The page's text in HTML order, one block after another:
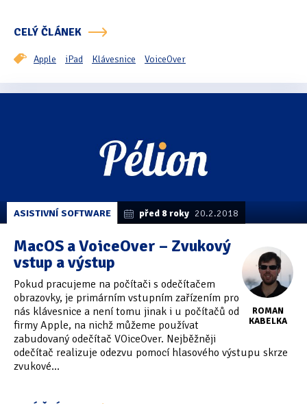
CELÝ ČLÁNEK
Apple iPad Klávesnice VoiceOver
ASISTIVNÍ SOFTWARE před 8 roky 20.2.2018
ROMAN
KABELKA
MacOS a VoiceOver – Zvukový
vstup a výstup
Pokud pracujeme na počítači s odečítačem
obrazovky, je primárním vstupním zařízením pro
nás klávesnice a není tomu jinak i u počítačů od
firmy Apple, na nichž můžeme používat
zabudovaný odečítač VOiceOver. Nejběžněji
odečítač realizuje odezvu pomocí hlasového výstupu skrze
zvukové...